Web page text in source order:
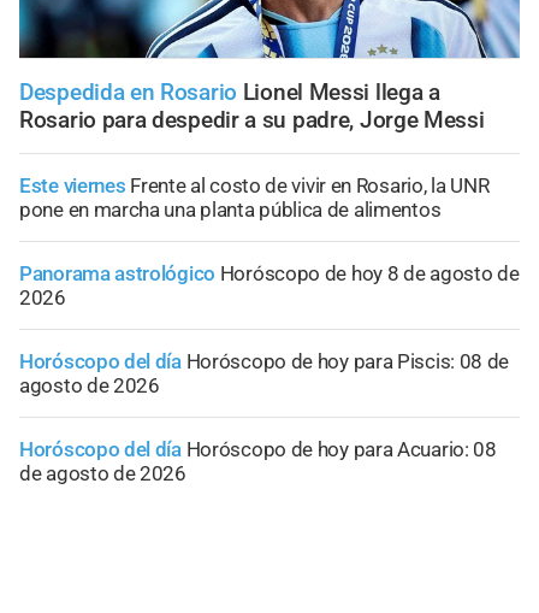
Despedida en Rosario Lionel Messi llega a
Rosario para despedir a su padre, Jorge Messi
Este viernes Frente al costo de vivir en Rosario, la UNR
pone en marcha una planta pública de alimentos
Panorama astrológico Horóscopo de hoy 8 de agosto de
2026
Horóscopo del día Horóscopo de hoy para Piscis: 08 de
agosto de 2026
Horóscopo del día Horóscopo de hoy para Acuario: 08
de agosto de 2026